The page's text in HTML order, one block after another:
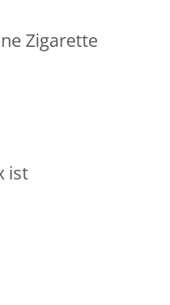
Zigarette
ist